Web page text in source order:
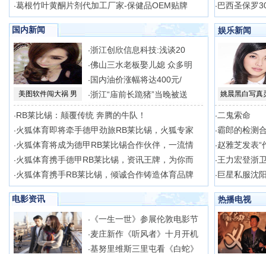
·葛根竹叶黄酮片剂代加工厂家-保健品OEM贴牌 ·巴西圣保罗
国内新闻
美图软件闯大祸 男
·浙江创欣信息科技:浅谈20
·佛山三水老板娶儿媳 众多明
· 国内油价涨幅将达400元/
·浙江“庙前长跪猪”当晚被送
·RB莱比锡：颠覆传统 奔腾的牛队！
·火狐体育即将牵手德甲劲旅RB莱比锡，火狐专家
·火狐体育将成为德甲RB莱比锡合作伙伴，一流情
·火狐体育携手德甲RB莱比锡，资讯王牌，为你而
·火狐体育携手RB莱比锡，倾诚合作铸造体育品牌
娱乐新闻
姚晨黑白写真
· 二鬼索命
·霸郎的检测
·赵雅芝发表“
·王力宏登浙
·巨星私服沈
电影资讯
· 《一生一世》参展伦敦电影节
·麦庄新作《听风者》十月开机
·基努里维斯三里屯看《白蛇》
热播电视